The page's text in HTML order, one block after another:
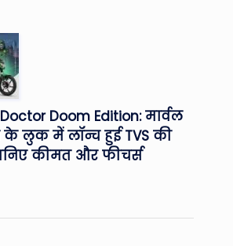
Doctor Doom Edition: मार्वल
लुक में लॉन्च हुई TVS की
कीमत और फीचर्स